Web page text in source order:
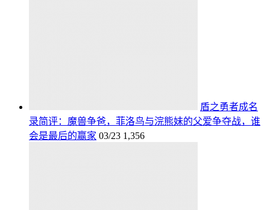
盾之勇者成名
录简评：魔兽争爸，菲洛鸟与浣熊妹的父爱争夺战，谁
会是最后的赢家 03/23 1,356